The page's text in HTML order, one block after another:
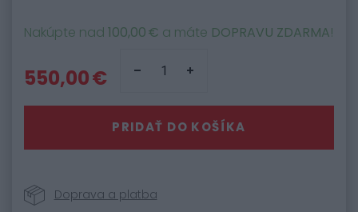
Nakúpte nad 100,00 € a máte DOPRAVU ZDARMA!
550,00 €
PRIDAŤ DO KOŠÍKA
Doprava a platba